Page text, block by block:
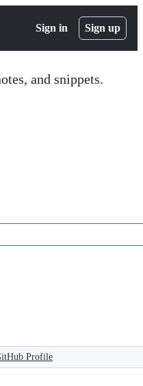
Sign in Sign up
and snippets.
Profile